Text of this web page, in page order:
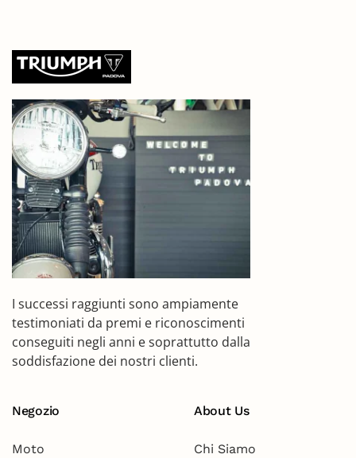
I successi raggiunti sono ampiamente
testimoniati da premi e riconoscimenti
conseguiti negli anni e soprattutto dalla
soddisfazione dei nostri clienti.
Negozio
Moto
About Us
Chi Siamo